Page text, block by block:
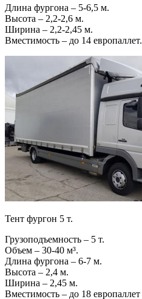
Длина фургона – 5-6,5 м.
Высота – 2,2-2,6 м.
Ширина – 2,2-2,45 м.
Вместимость – до 14 европаллет.
Тент фургон 5 т.
Грузоподъемность – 5 т.
Объем – 30-40 м³.
Длина фургона – 6-7 м.
Высота – 2,4 м.
Ширина – 2,45 м.
Вместимость – до 18 европаллет